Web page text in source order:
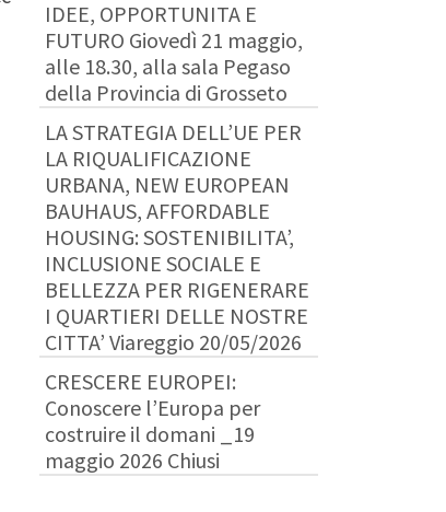
IDEE, OPPORTUNITA E
FUTURO Giovedì 21 maggio,
alle 18.30, alla sala Pegaso
della Provincia di Grosseto
LA STRATEGIA DELL’UE PER
LA RIQUALIFICAZIONE
URBANA, NEW EUROPEAN
BAUHAUS, AFFORDABLE
HOUSING: SOSTENIBILITA’,
INCLUSIONE SOCIALE E
BELLEZZA PER RIGENERARE
I QUARTIERI DELLE NOSTRE
CITTA’ Viareggio 20/05/2026
CRESCERE EUROPEI:
Conoscere l’Europa per
costruire il domani _19
maggio 2026 Chiusi